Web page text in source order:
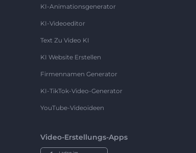
KI-Animationsgenerator
KI-Videoeditor
Text Zu Video KI
KI Website Erstellen
Firmennamen Generator
KI-TikTok-Video-Generator
YouTube-Videoideen
Video-Erstellungs-Apps